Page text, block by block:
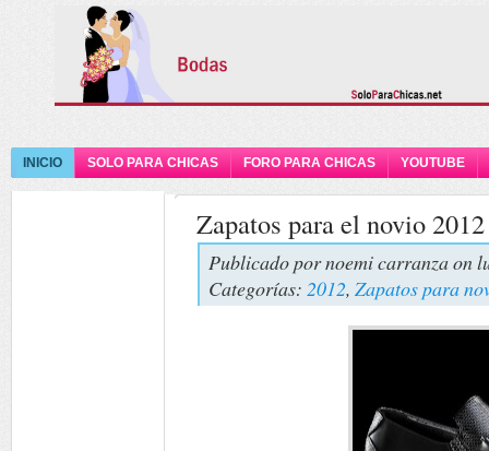
INICIO SOLO PARA CHICAS FORO PARA CHICAS YOUTUBE
Zapatos para el novio 2012
Publicado pornoemi carranzaon
Categorías: 2012, Zapatos para